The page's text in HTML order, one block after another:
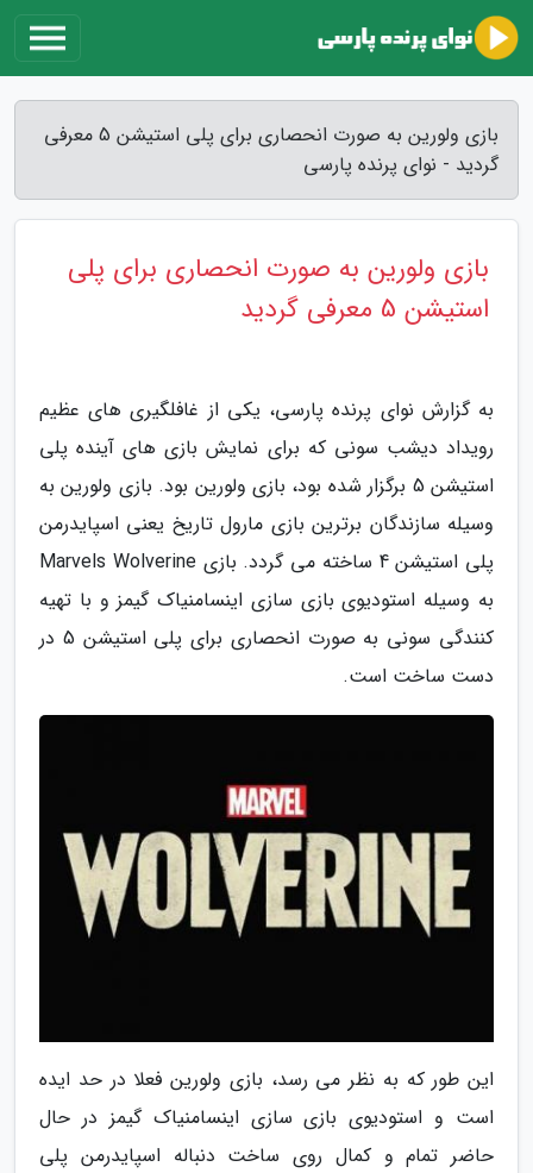
بازی ولورین به صورت انحصاری برای پلی استیشن 5 معرفی
گردید - نوای پرنده پارسی
بازی ولورین به صورت انحصاری برای پلی
استیشن 5 معرفی گردید
به گزارش نوای پرنده پارسی، یکی از غافلگیری های عظیم
رویداد دیشب سونی که برای نمایش بازی های آینده پلی
استیشن 5 برگزار شده بود، بازی ولورین بود. بازی ولورین به
وسیله سازندگان برترین بازی مارول تاریخ یعنی اسپایدرمن
پلی استیشن 4 ساخته می گردد. بازی Marvels Wolverine
به وسیله استودیوی بازی سازی اینسامنیاک گیمز و با تهیه
کنندگی سونی به صورت انحصاری برای پلی استیشن 5 در
دست ساخت است.
این طور که به نظر می رسد، بازی ولورین فعلا در حد ایده
است و استودیوی بازی سازی اینسامنیاک گیمز در حال
حاضر تمام و کمال روی ساخت دنباله اسپایدرمن پلی